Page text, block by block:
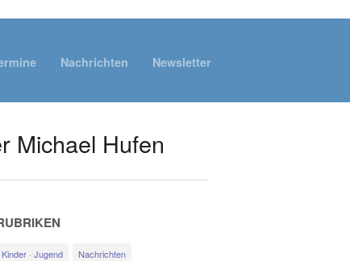
Nachrichten Newsletter
Michael Hufen
Kinder · Jugend
Nachrichten